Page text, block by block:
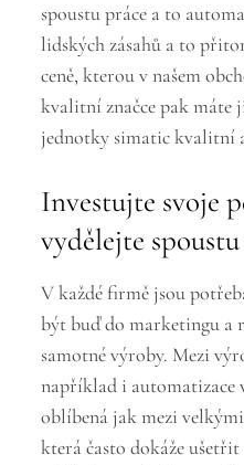
spoustu práce a to
lidských zásahů a to
ceně, kterou v našem
kvalitní značce pak máte
jednotky simatic kvalitní
Investujte svoje
vydělejte
V každé firmě jsou
být buď do marketingu a
samotné výroby. Mezi
například i automatizace
oblíbená jak mezi
která často dokáže